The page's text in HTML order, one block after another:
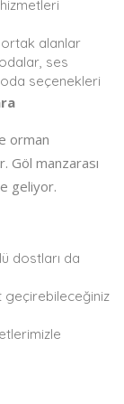
ortak alanlar
ses
oda seçenekleri
orman
Göl manzarası
geliyor.
dostları da
geçirebileceğiniz